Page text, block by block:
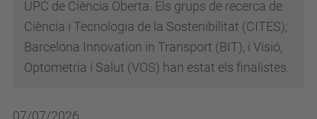
UPC de Ciència Oberta. Els grups de recerca de
Ciència i Tecnologia de la Sostenibilitat (CITES);
Barcelona Innovation in Transport (BIT), i Visió,
Optometria i Salut (VOS) han estat els finalistes.
07/07/2026